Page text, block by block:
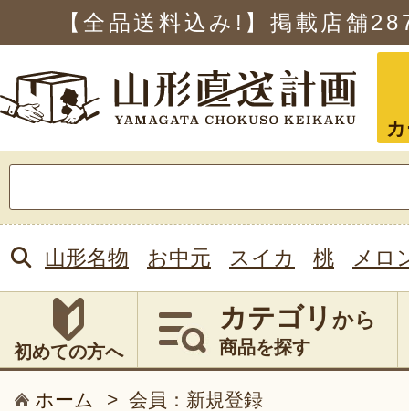
【全品送料込み!】掲載店舗
索:
山形名物 お中元 スイカ 桃 メロ
初めての方へ
カテゴリ から
商品を探す
ホーム > 会員：新規登録